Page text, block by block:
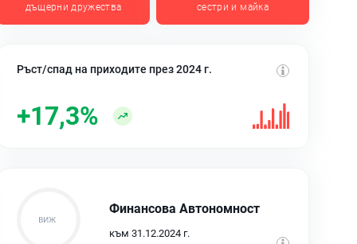
дъщерни дружества сестри и майка
Ръст/спад на приходите през 2024 г.
+17,3%
Финансова Автономност
към 31.12.2024 г.